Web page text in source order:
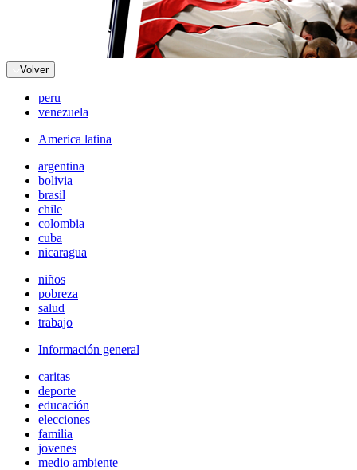
Volver
peru
venezuela
America latina
argentina
bolivia
brasil
chile
colombia
cuba
nicaragua
niños
pobreza
salud
trabajo
Información general
caritas
deporte
educación
elecciones
familia
jovenes
medio ambiente